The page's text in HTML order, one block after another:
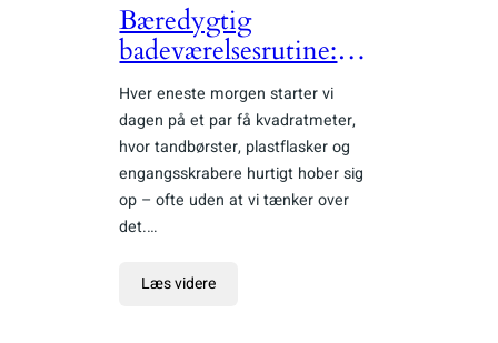
Bæredygtig
badeværelsesrutine:
Fra plastik til
planetvenligt på 30
dage
Hver eneste morgen starter vi
dagen på et par få kvadratmeter,
hvor tandbørster, plastflasker og
engangsskrabere hurtigt hober sig
op – ofte uden at vi tænker over
det.…
Læs videre